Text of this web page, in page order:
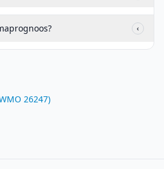
‹
26247)